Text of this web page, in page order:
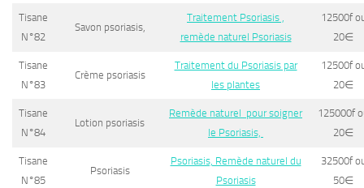
Tisane
N°82
Savon psoriasis,
Traitement Psoriasis ,
remède naturel Psoriasis
12500f
20∈
Tisane
N°83
Crème psoriasis
Traitement du Psoriasis par
les plantes
12500f
20∈
Tisane
N°84
Lotion psoriasis
Remède naturel pour soigner
le Psoriasis,
125000f
20∈
Tisane
N°85
Psoriasis
Psoriasis, Remède naturel du
Psoriasis
32500f
50∈